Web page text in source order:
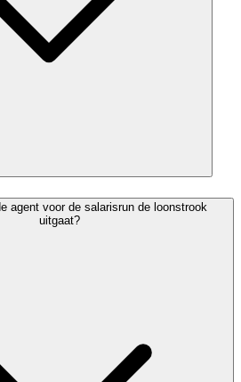
agent voor de salarisrun de loonstrook
uitgaat?